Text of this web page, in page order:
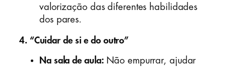
valorização das diferentes habilidades
dos pares.
4. “Cuidar de si e do outro”
Na sala de aula:Não empurrar, ajudar